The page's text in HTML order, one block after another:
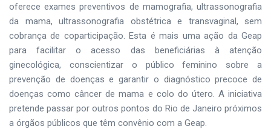
oferece exames preventivos de mamografia, ultrassonografia
da mama, ultrassonografia obstétrica e transvaginal, sem
cobrança de coparticipação. Esta é mais uma ação da Geap
para facilitar o acesso das beneficiárias à atenção
ginecológica, conscientizar o público feminino sobre a
prevenção de doenças e garantir o diagnóstico precoce de
doenças como câncer de mama e colo do útero. A iniciativa
pretende passar por outros pontos do Rio de Janeiro próximos
a órgãos públicos que têm convênio com a Geap.